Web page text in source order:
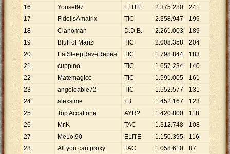
16
Yousef97 ELITE 2.375.280 241 9
17
FidelisAmatrix TIC 2.358.947 199
18
Cianoman D.D.B. 2.261.003 189
19
Bluff of Manzi TIC 2.008.358 204
20
EatSleepRaveRepeat TIC 1.798.844 183 9
21
cuppino TIC 1.657.234 140
22
Matemagico TIC 1.591.005 161 9
23
angeloable72 TIC 1.552.577 131 11
24
alexsime I B 1.452.167 123
25
Top Accattone AYR? 1.420.800 118 12
26
Mr.K TAC 1.312.748 108
27
MeLo.90 ELITE 1.150.395 116
28
All you can proxy TAC 1.058.610 87